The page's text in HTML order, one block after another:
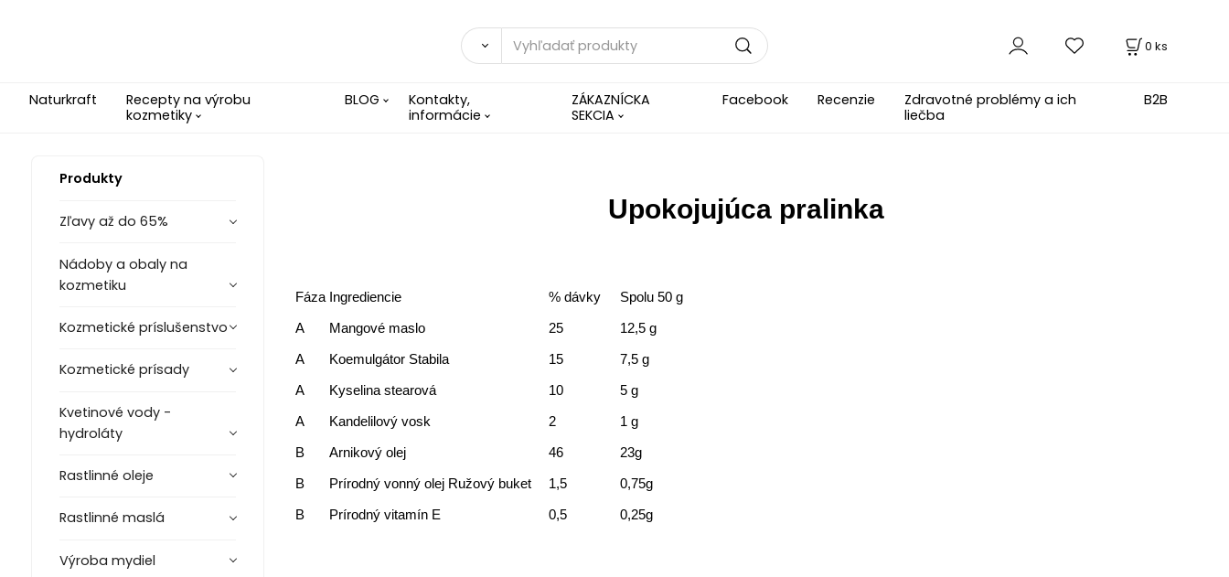
0 ks
Naturkraft
Recepty na výrobu
kozmetiky
BLOG
Kontakty,
informácie
ZÁKAZNÍCKA
SEKCIA
Facebook Recenzie
Zdravotné problémy a ich
liečba
B2B
Produkty
Zľavy až do 65%
Nádoby a obaly na
kozmetiku
Kozmetické príslušenstvo
Kozmetické prísady
Kvetinové vody -
hydroláty
Rastlinné oleje
Rastlinné maslá
Výroba mydiel
Upokojujúca pralinka
Fáza Ingrediencie % dávky
Spolu 50 g
A
Mangové maslo 25
12,5 g
A
Koemulgátor Stabila 15
7,5 g
A
Kyselina stearová 10
5 g
A
Kandelilový vosk 2
1 g
B
Arnikový olej 46
23g
B
Prírodný vonný olej Ružový buket 1,5
0,75g
B
Prírodný vitamín E 0,5 0,25g